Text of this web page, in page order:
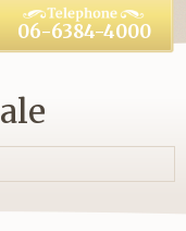
06-6384-4000